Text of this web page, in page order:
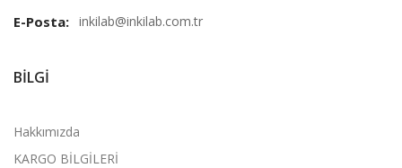
E-Posta: inkilab@inkilab.com.tr
BILGI
Hakkımızda
KARGO BİLGİLERİ